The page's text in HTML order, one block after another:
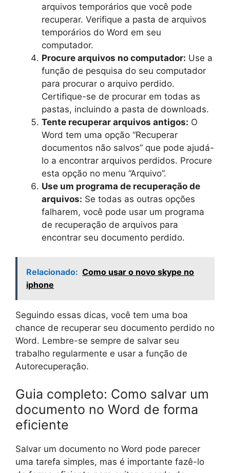
arquivos temporários que você pode
recuperar. Verifique a pasta de arquivos
temporários do Word em seu
computador.
Procure arquivos no computador: Use a
função de pesquisa do seu computador
para procurar o arquivo perdido.
Certifique-se de procurar em todas as
pastas, incluindo a pasta de downloads.
Tente recuperar arquivos antigos: O
Word tem uma opção “Recuperar
documentos não salvos” que pode ajudá-
lo a encontrar arquivos perdidos. Procure
esta opção no menu “Arquivo”.
Use um programa de recuperação de
arquivos: Se todas as outras opções
falharem, você pode usar um programa
de recuperação de arquivos para
encontrar seu documento perdido.
Relacionado: Como usar o novo skype no
iphone
Seguindo essas dicas, você tem uma boa
chance de recuperar seu documento perdido no
Word. Lembre-se sempre de salvar seu
trabalho regularmente e usar a função de
Autorecuperação.
Guia completo: Como salvar um
documento no Word de forma
eficiente
Salvar um documento no Word pode parecer
uma tarefa simples, mas é importante fazê-lo